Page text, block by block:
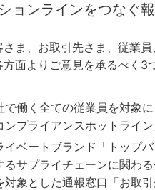
ョンラインをつなぐ
ま、お取引先さま、従業員
面よりご意見を承るべく3
で働く全ての従業員を対象
プライアンスホットライン
イベートブランド「トップ
るサプライチェーンに関わ
対象とした通報窓口「お取